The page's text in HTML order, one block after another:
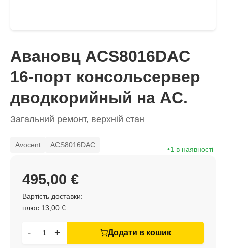
Авановц ACS8016DAC
16-порт консольсервер
дводкорийный на AC.
Загальний ремонт, верхній стан
Avocent ACS8016DAC
1 в наявності
Вартість доставки:
плюс 13,00 €
495,00 €
- + Додати в кошик